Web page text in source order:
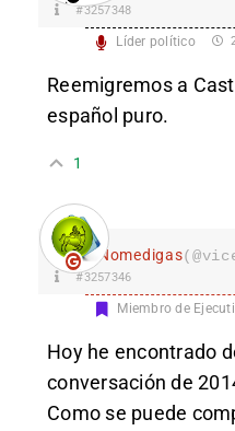
#3257348
Líder político
Reemigremos a
español puro.
1
Nomedigas
#3257346
Miembro de
Hoy he encontrado
conversación de
Como se puede